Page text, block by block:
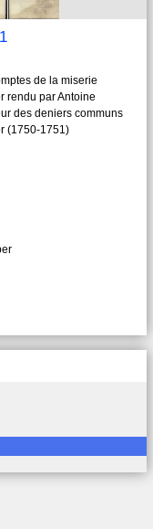
de la miserie
rendu par Antoine
des deniers communs
(1750-1751)